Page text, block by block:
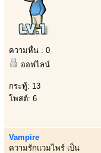
ความหื่น : 0
ออฟไลน์
กระทู้: 13
โพสต์: 6
Vampire
ความรักแวมไพร์ เป็น